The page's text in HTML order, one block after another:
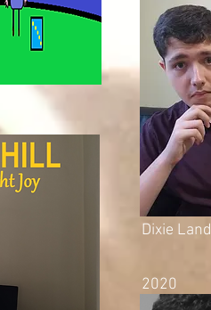
Dixie Land
2020